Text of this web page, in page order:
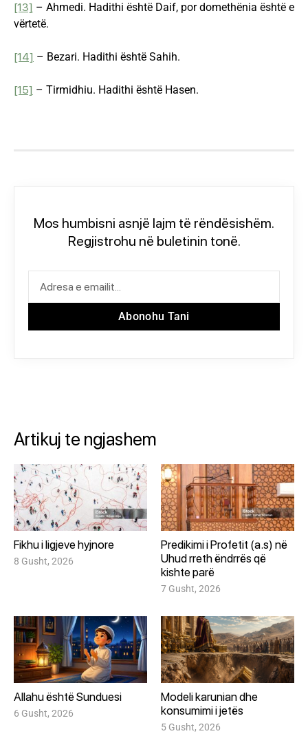
[13] – Ahmedi. Hadithi është Daif, por domethënia është e
vërtetë.
[14] – Bezari. Hadithi është Sahih.
[15] – Tirmidhiu. Hadithi është Hasen.
Mos humbisni asnjë lajm të rëndësishëm.
Regjistrohu në buletinin tonë.
Abonohu Tani
Artikuj te ngjashem
Fikhu i ligjeve hyjnore
8 Gusht, 2026
Predikimi i Profetit (a.s) në
Uhud rreth ëndrrës që
kishte parë
7 Gusht, 2026
Allahu është Sunduesi
6 Gusht, 2026
Modeli karunian dhe
konsumimi i jetës
5 Gusht, 2026